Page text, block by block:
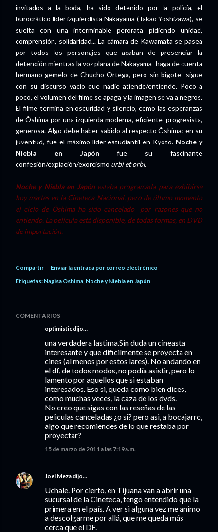
invitados a la boda, ha sido detenido por la policía, el
burocrático líder izquierdista Nakayama (Takao Yoshizawa), se
suelta con una interminable perorata pidiendo unidad,
comprensión, solidaridad... La cámara de Kawamata se pasea
por todos los personajes que acaban de presenciar la
detención mientras la voz plana de Nakayama -haga de cuenta
hermano gemelo de Chucho Ortega, pero sin bigote- sigue
con su discurso vacío que nadie atiende/entiende. Poco a
poco, el volumen del filme se apaga y la imagen se va a negros.
El filme termina en oscuridad y silencio, como las esperanzas
de Ôshima por una izquierda moderna, eficiente, progresista,
generosa. Algo debe haber sabido al respecto Ôshima: en su
juventud, fue el máximo líder estudiantil en Kyoto. Noche y
Niebla en Japón fue su fascinante
confesión/expiación/exorcismo urbi et orbi.
Noche y Niebla en Japónestaba programada para exhibirse
hoy martes en la Cineteca Nacional, pero de último momento
el ciclo de Ôshima ha sido cancelado por razones que no
entiendo. La película está disponible, de todas formas, en DVD
de importación.
Compartir
Enviar la entrada por correo electrónico
Etiquetas: Nagisa Oshima Noche y Niebla en Japón
COMENTARIOS
optimistic dijo…
una verdadera lastima.Sin duda un cineasta
interesante y que dificilmente se proyecta en
cines (al menos por estos lares). No andando en
el df, de todos modos, no podía asistir, pero lo
lamento por aquellos que si estaban
interesados. Eso si, queda como bien dices,
como muchas veces, la caza de los dvds.
No creo que sigas con las reseñas de las
peliculas canceladas ¿o si? pero asi, a bocajarro,
algo que recomiendes de lo que restaba por
proyectar?
15 de marzo de 2011 a las 7:19 a.m.
Joel Meza dijo…
Uchale. Por cierto, en Tijuana van a abrir una
sucursal de la Cineteca, tengo entendido que la
primera en el país. A ver si alguna vez me animo
a descolgarme por allá, que me queda más
cerca que el DF.